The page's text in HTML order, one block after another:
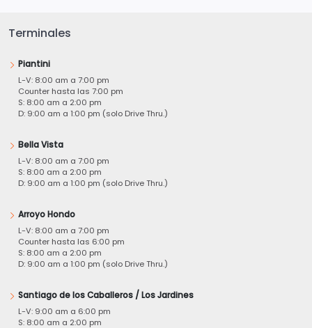
Terminales
Piantini
L-V: 8:00 am a 7:00 pm
Counter hasta las 7:00 pm
S: 8:00 am a 2:00 pm
D: 9:00 am a 1:00 pm (solo Drive Thru.)
Bella Vista
L-V: 8:00 am a 7:00 pm
S: 8:00 am a 2:00 pm
D: 9:00 am a 1:00 pm (solo Drive Thru.)
Arroyo Hondo
L-V: 8:00 am a 7:00 pm
Counter hasta las 6:00 pm
S: 8:00 am a 2:00 pm
D: 9:00 am a 1:00 pm (solo Drive Thru.)
Santiago de los Caballeros / Los Jardines
L-V: 9:00 am a 6:00 pm
S: 8:00 am a 2:00 pm